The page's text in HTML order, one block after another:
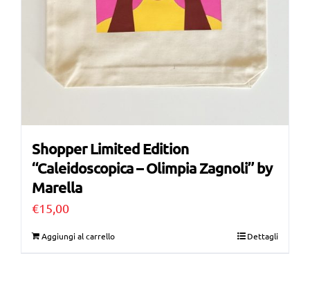
Shopper Limited Edition
“Caleidoscopica – Olimpia Zagnoli” by
Marella
€15,00
Aggiungi al carrello Dettagli